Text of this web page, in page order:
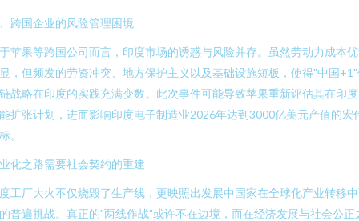
跨国企业的风险管理困境
苹果等跨国公司而言，印度市场的诱惑与风险并存。虽然劳动力成本
，但频发的劳资冲突、地方保护主义以及基础设施短板，使得"中国
战略在印度的实践充满变数。此次事件可能导致苹果重新评估其在印
扩张计划，进而影响印度电子制造业2026年达到3000亿美元产值的宏
。
化之路需要社会契约的重建
工厂大火不仅烧毁了生产线，更映照出发展中国家在全球化产业转移
普遍挑战。真正的"两线作战"或许不在边境，而在经济发展与社会公正